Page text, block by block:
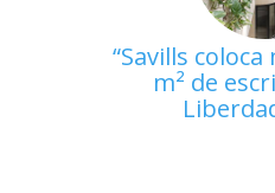
Savills coloca
m² de